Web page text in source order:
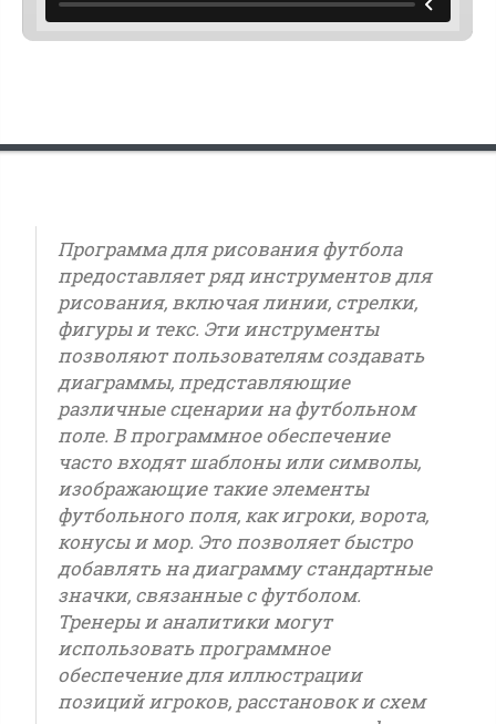
Программа для рисования футбола
предоставляет ряд инструментов для
рисования, включая линии, стрелки,
фигуры и текс. Эти инструменты
позволяют пользователям создавать
диаграммы, представляющие
различные сценарии на футбольном
поле. В программное обеспечение
часто входят шаблоны или символы,
изображающие такие элементы
футбольного поля, как игроки, ворота,
конусы и мор. Это позволяет быстро
добавлять на диаграмму стандартные
значки, связанные с футболом.
Тренеры и аналитики могут
использовать программное
обеспечение для иллюстрации
позиций игроков, расстановок и схем